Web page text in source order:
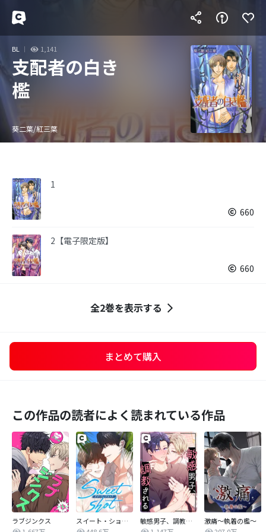
BL 1,141
支配者の白き
檻
葵二葉/紅三葉
1
660
2【電子限定版】
660
全2巻を表示する
まとめて購入
この作品の読者によく読まれている作品
ラブジンクス
スイート・ショット
敏感男子、調教される
激痛～執着の檻～